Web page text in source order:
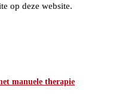
op deze website.
manuele therapie